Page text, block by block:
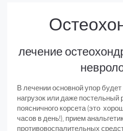
лечение
В лечении основной упор
нагрузок или даже
поясничного корсета (это
часов в день!), прием
противовоспалительных